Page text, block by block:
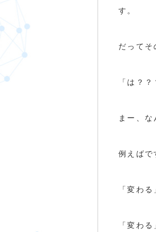
す。
だってそ
「は？
まー、
例えばで
「変わ
「変わ